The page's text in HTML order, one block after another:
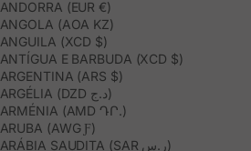
ANDORRA (EUR €)
ANGOLA (AOA KZ)
ANGUILA (XCD $)
ANTÍGUA E BARBUDA (XCD $)
ARGENTINA (ARS $)
ARGÉLIA (DZD د.ج)
ARMÉNIA (AMD ԴՐ.)
ARUBA (AWG Ƒ)
ARÁBIA SAUDITA (SAR ر.س)